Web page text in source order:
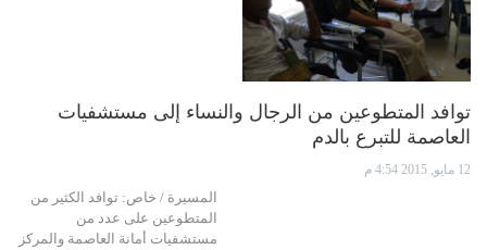
توافد المتطوعين من الرجال والنساء إلى مستشفيات
العاصمة للتبرع بالدم
12 مايو, 2015 4:54 م
المسيرة / خاص: توافد الكثير من
المتطوعين على عدد من
مستشفيات أمانة العاصمة والمركز